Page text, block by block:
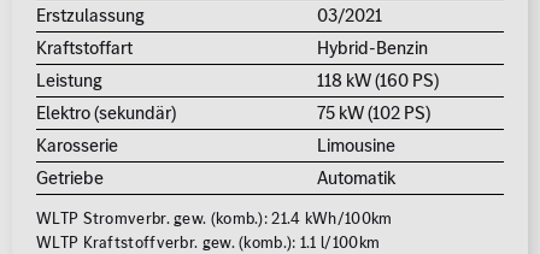
Erstzulassung
03/2021
Kraftstoffart
Hybrid-Benzin
Leistung
118 kW (160 PS)
Elektro (sekundär)
75 kW (102 PS)
Karosserie
Limousine
Getriebe
Automatik
WLTP Stromverbr. gew. (komb.): 21.4 kWh/100km
WLTP Kraftstoffverbr. gew. (komb.): 1.1 l/100km